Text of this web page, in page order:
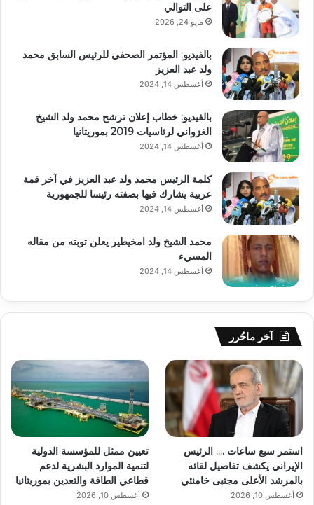
على التوالي
مايو 24, 2026
بالفيديو: المؤتمر الصحفي للرئيس السابق محمد
ولد عبد العزيز
أغسطس 14, 2024
بالفيديو: خطاب إعلان ترشح محمد ولد الشيخ
الغزواني لرئاسيات 2019 بموريتانيا
أغسطس 14, 2024
كلمة الرئيس محمد ولد عبد العزيز في آخر قمة
عربية يشارك فيها بصفته رئيسا للجمهورية
أغسطس 14, 2024
محمد الشيخ ولد امخيطير يعلن توبته من مقاله
المسيء
أغسطس 14, 2024
آخر ماحُرر
استمر سبع ساعات …. الرئيس
الإيراني يكشف تفاصيل لقائه
بالمرشد الأعلى مجتبى خامنئي
أغسطس 10, 2026
تعيين ممثل للمؤسسة الدولية
لتنمية الموارد البشرية لدعم
قطاعي الطاقة والتعدين بموريتانيا
أغسطس 10, 2026